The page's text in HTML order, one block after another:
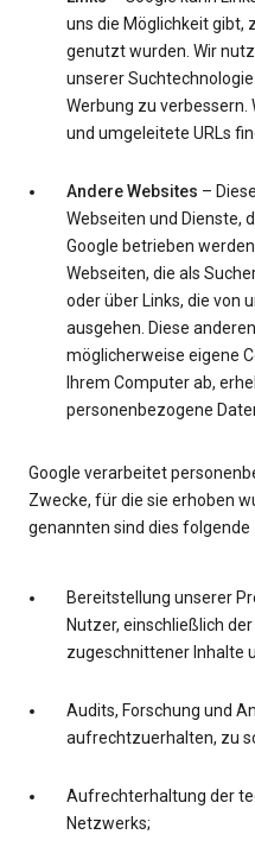
uns die Möglichkeit gibt,
genutzt wurden. Wir
unserer
Werbung zu
und umgeleitete URLs
Andere Websites –
Webseiten und Dienste,
Google betrieben
Webseiten, die als
oder über Links, die von
ausgehen. Diese
möglicherweise eigene
Ihrem Computer ab,
personenbezogene
Google verarbeitet
Zwecke, für die sie erhoben
genannten sind dies folgende
Bereitstellung unserer
Nutzer, einschließlich
zugeschnittener Inhalte
Audits, Forschung und
aufrechtzuerhalten, zu
Aufrechterhaltung der
Netzwerks;